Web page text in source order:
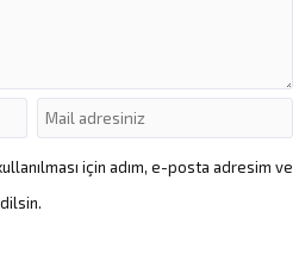
için adım, e-posta adresim ve